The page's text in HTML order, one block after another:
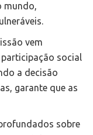
mundo,
vem
social
a decisão
garante que as
sobre